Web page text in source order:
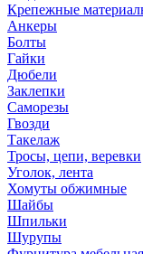
Крепежные
Анкеры
Болты
Гайки
Дюбели
Заклепки
Саморезы
Гвозди
Такелаж
Тросы, цепи, веревки
Уголок, лента
Хомуты обжимные
Шайбы
Шпильки
Шурупы